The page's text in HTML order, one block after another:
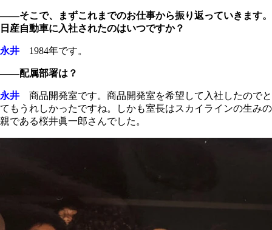
――そこで、まずこれまでのお仕事から振り返っていきます。
日産自動車に入社されたのはいつですか？
永井 1984年です。
――配属部署は？
永井 商品開発室です。商品開発室を希望して入社したのでと
てもうれしかったですね。しかも室長はスカイラインの生みの
親である桜井眞一郎さんでした。